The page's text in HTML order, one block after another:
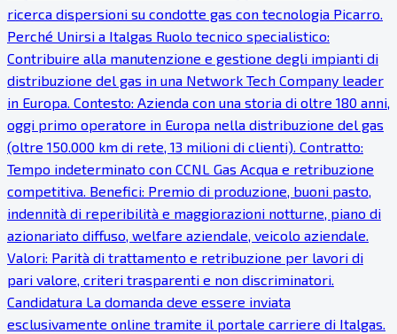
ricerca dispersioni su condotte gas con tecnologia Picarro.
Perché Unirsi a Italgas Ruolo tecnico specialistico:
Contribuire alla manutenzione e gestione degli impianti di
distribuzione del gas in una Network Tech Company leader
in Europa. Contesto: Azienda con una storia di oltre 180 anni,
oggi primo operatore in Europa nella distribuzione del gas
(oltre 150.000 km di rete, 13 milioni di clienti). Contratto:
Tempo indeterminato con CCNL Gas Acqua e retribuzione
competitiva. Benefici: Premio di produzione, buoni pasto,
indennità di reperibilità e maggiorazioni notturne, piano di
azionariato diffuso, welfare aziendale, veicolo aziendale.
Valori: Parità di trattamento e retribuzione per lavori di
pari valore, criteri trasparenti e non discriminatori.
Candidatura La domanda deve essere inviata
esclusivamente online tramite il portale carriere di Italgas.